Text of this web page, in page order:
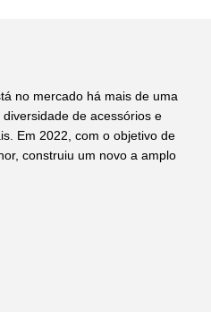
no mercado há mais de uma
de acessórios e
Em 2022, com o objetivo de
construiu um novo a amplo